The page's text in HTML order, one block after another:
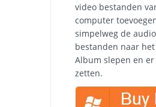
video bestanden
computer
simpelweg de
bestanden naar
Album slepen en
zetten.